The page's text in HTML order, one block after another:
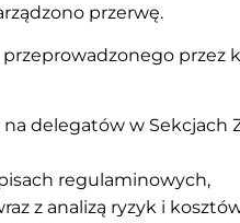
przerwę.
przez
delegatów w Sekcjach
regulaminowych,
z analizą ryzyk i